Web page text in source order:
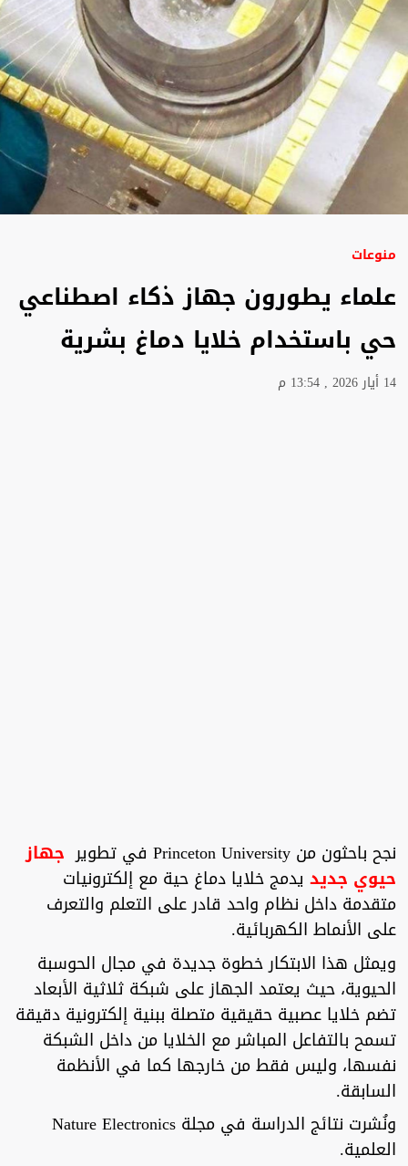
منوعات
علماء يطورون جهاز ذكاء اصطناعي
حي باستخدام خلايا دماغ بشرية
14 أيار 2026 , 13:54 م
نجح باحثون من Princeton University في تطوير
جهاز
حيوي جديد يدمج خلايا دماغ حية مع إلكترونيات
متقدمة داخل نظام واحد قادر على التعلم والتعرف
على الأنماط الكهربائية.
ويمثل هذا الابتكار خطوة جديدة في مجال الحوسبة
الحيوية، حيث يعتمد الجهاز على شبكة ثلاثية الأبعاد
تضم خلايا عصبية حقيقية متصلة ببنية إلكترونية دقيقة
تسمح بالتفاعل المباشر مع الخلايا من داخل الشبكة
نفسها، وليس فقط من خارجها كما في الأنظمة
السابقة.
ونُشرت نتائج الدراسة في مجلة Nature Electronics
العلمية.